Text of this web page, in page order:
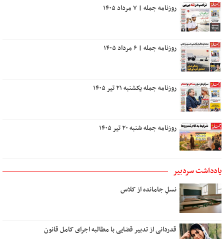
روزنامه جمله | ۷ مرداد ۱۴۰۵
روزنامه جمله | ۶ مرداد ۱۴۰۵
روزنامه جمله یکشنبه ۲۱ تیر ۱۴۰۵
روزنامه جمله شنبه ۲۰ تیر ۱۴۰۵
یادداشت سردبیر
نسلِ جامانده از کلاس
قدردانی از تدبیر قضایی با مطالبه اجرای کامل قانون